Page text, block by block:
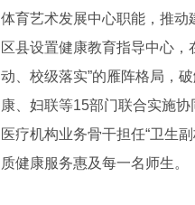
体育艺术发展中心职能，推
区县设置健康教育指导中心
动、校级落实”的雁阵格局，
康、妇联等15部门联合实施
医疗机构业务骨干担任“卫生
质健康服务惠及每一名师生。